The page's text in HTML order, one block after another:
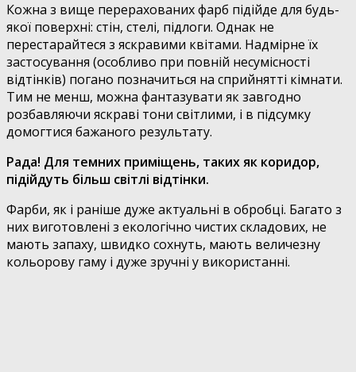
Кожна з вище перерахованих фарб підійде для будь-
якої поверхні: стін, стелі, підлоги. Однак не
перестарайтеся з яскравими квітами. Надмірне їх
застосування (особливо при повній несумісності
відтінків) погано позначиться на сприйнятті кімнати.
Тим не менш, можна фантазувати як завгодно
розбавляючи яскраві тони світлими, і в підсумку
домогтися бажаного результату.
Рада! Для темних приміщень, таких як коридор,
підійдуть більш світлі відтінки.
Фарби, як і раніше дуже актуальні в обробці. Багато з
них виготовлені з екологічно чистих складових, не
мають запаху, швидко сохнуть, мають величезну
кольорову гаму і дуже зручні у використанні.